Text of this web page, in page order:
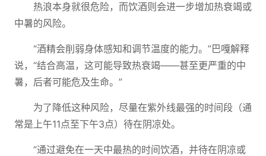
热浪本身就很危险，而饮酒则会进一步增加热衰竭或
中暑的风险。
“酒精会削弱身体感知和调节温度的能力。”巴嘎解释
说，“结合高温，这可能导致热衰竭——甚至更严重的中
暑，后者可能危及生命。”
为了降低这种风险，尽量在紫外线最强的时间段（通
常是上午11点至下午3点）待在阴凉处。
“通过避免在一天中最热的时间饮酒，并待在阴凉或